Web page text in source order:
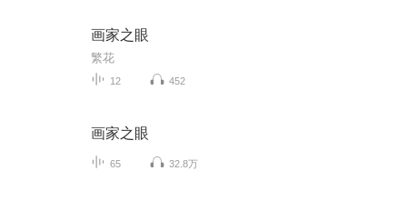
画家之眼
繁花
12 452
画家之眼
65 32.8万